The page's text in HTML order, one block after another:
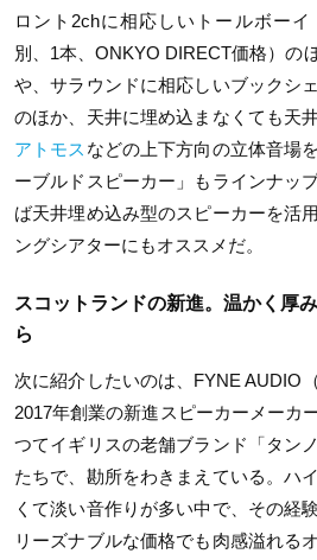
ロント2chに相応しいトールボーイ
別、1本、ONKYO DIRECT価格）の
や、サラウンドに相応しいブックシ
のほか、天井に埋め込まなくても天
アトモス などの上下方向の立体音場
ーブルドスピーカー」もラインナッ
ば天井埋め込み型のスピーカーを活
ングシアターにもオススメだ。
スコットランドの新進。温かく厚
ら
次に紹介したいのは、FYNE AUDIO
2017年創業の新進スピーカーメーカ
つてイギリスの老舗ブランド「タン
たちで、勘所をわきまえている。ハ
くて淡い音作りが多い中で、その経
リーズナブルな価格でも肉感溢れる